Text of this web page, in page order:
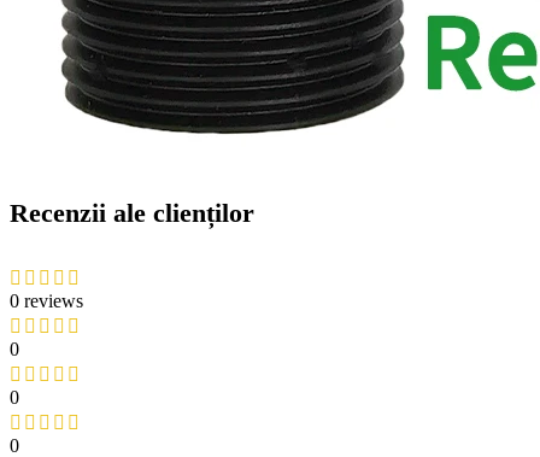
Recenzii ale clienților
0 reviews
0
0
0